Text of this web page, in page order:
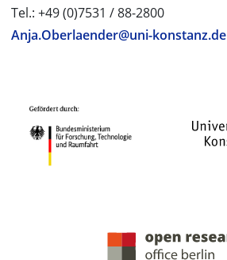
Tel.: +49 (0)7531 / 88-2800
Anja.Oberlaender@uni-konstanz.de